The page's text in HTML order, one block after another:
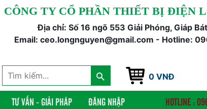
CÔNG TY CỔ PHẦN THIẾT BỊ ĐIỆN
Địa chỉ: Số 16 ngõ 553 Giải Phóng, Giáp
Email: ceo.longnguyen@gmail.com - Hotline:
0 VNĐ
TƯ VẤN - GIẢI PHÁP ĐĂNG NHẬP
HOTLINE :